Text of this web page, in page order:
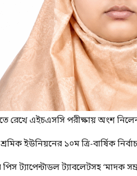
রেখে এইচএসসি পরীক্ষায় অংশ
ইউনিয়নের ১০ম ত্রি-বার্ষিক
ট্যাপেন্টাডল ট্যাবলেটসহ ‘মাদক